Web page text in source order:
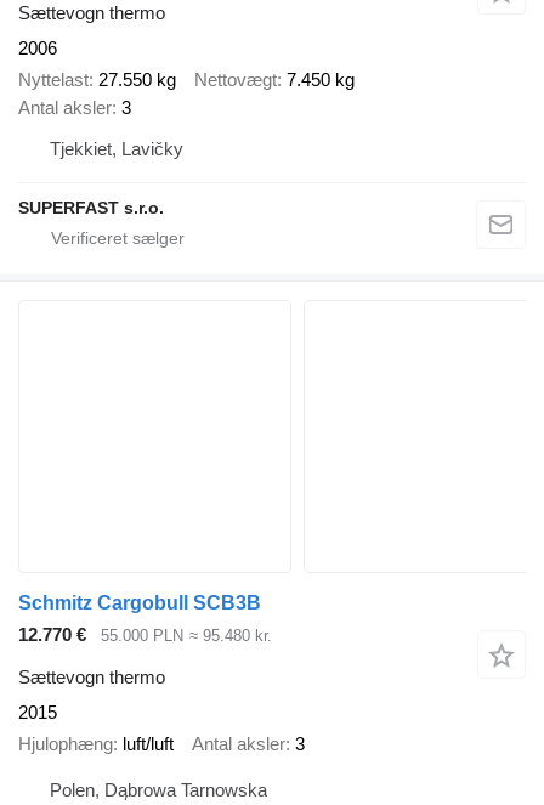
Sættevogn thermo
2006
Nyttelast 27.550 kg Nettovægt 7.450 kg
Antal aksler 3
Tjekkiet, Lavičky
SUPERFAST s.r.o.
Schmitz Cargobull SCB3B
12.770 €
55.000 PLN ≈ 95.480 kr.
Sættevogn thermo
2015
Hjulophæng luft/luft Antal aksler 3
Polen, Dąbrowa Tarnowska